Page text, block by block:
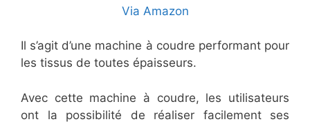
Via Amazon
Il s’agit d’une machine à coudre performant pour
les tissus de toutes épaisseurs.
Avec cette machine à coudre, les utilisateurs
ont la possibilité de réaliser facilement ses